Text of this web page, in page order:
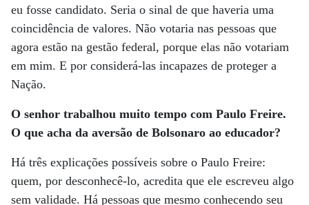
eu fosse candidato. Seria o sinal de que haveria uma
coincidência de valores. Não votaria nas pessoas que
agora estão na gestão federal, porque elas não votariam
em mim. E por considerá-las incapazes de proteger a
Nação.
O senhor trabalhou muito tempo com Paulo Freire.
O que acha da aversão de Bolsonaro ao educador?
Há três explicações possíveis sobre o Paulo Freire:
quem, por desconhecê-lo, acredita que ele escreveu algo
sem validade. Há pessoas que mesmo conhecendo seu